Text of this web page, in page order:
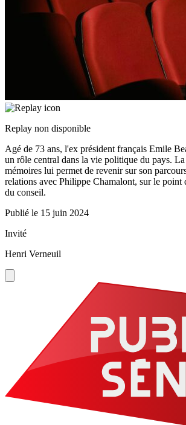
Replay non disponible
Agé de 73 ans, l'ex président français Emile
un rôle central dans la vie politique du pays. La
mémoires lui permet de revenir sur son
relations avec Philippe Chamalont, sur le point
du conseil.
Publié le 15 juin 2024
Invité
Henri Verneuil